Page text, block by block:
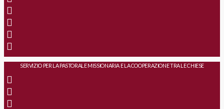
SERVIZIO PER LA PASTORALE MISSIONARIA E LA COOPERAZIONE TRA LE CHIESE